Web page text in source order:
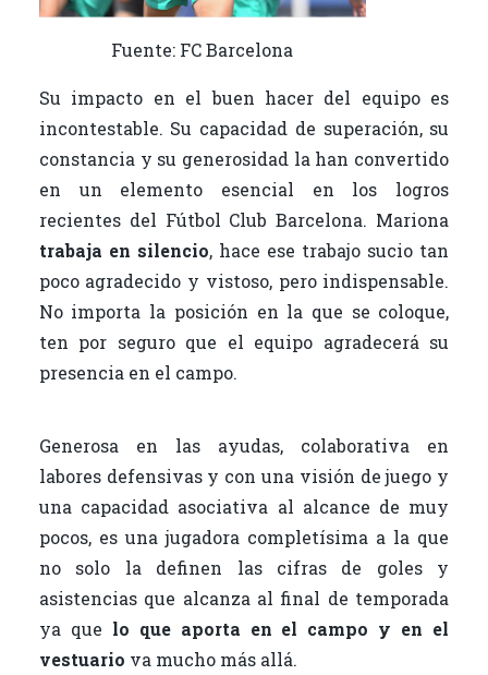
Fuente: FC Barcelona
Su impacto en el buen hacer del equipo es
incontestable. Su capacidad de superación, su
constancia y su generosidad la han convertido
en un elemento esencial en los logros
recientes del Fútbol Club Barcelona. Mariona
trabaja en silencio, hace ese trabajo sucio tan
poco agradecido y vistoso, pero indispensable.
No importa la posición en la que se coloque,
ten por seguro que el equipo agradecerá su
presencia en el campo.
Generosa en las ayudas, colaborativa en
labores defensivas y con una visión de juego y
una capacidad asociativa al alcance de muy
pocos, es una jugadora completísima a la que
no solo la definen las cifras de goles y
asistencias que alcanza al final de temporada
ya que lo que aporta en el campo y en el
vestuario va mucho más allá.